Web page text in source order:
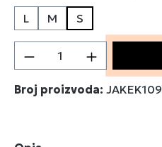
L
M S
Količina
Broj proizvoda: